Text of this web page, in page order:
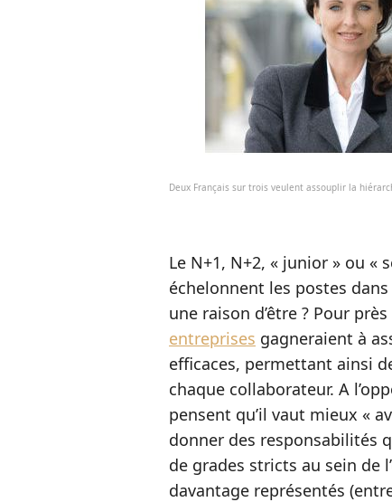
Deux Français sur trois veulent assouplir la
Le N+1, N+2, « junior » ou «
échelonnent les postes
une raison d’être ? Pour
entreprises gagneraient à
efficaces, permettant ainsi
chaque collaborateur. A
pensent qu’il vaut mieux «
donner des responsabilités
de grades stricts au sein de
davantage représentés